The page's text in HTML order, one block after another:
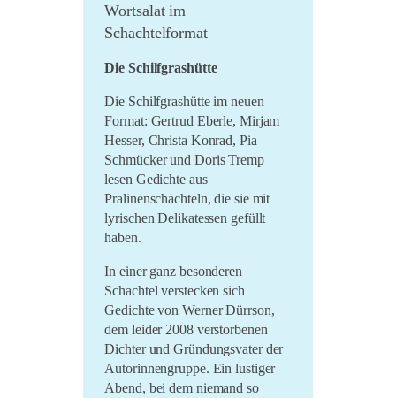
Wortsalat im
Schachtelformat
Die Schilfgrashütte
Die Schilfgrashütte im neuen
Format: Gertrud Eberle, Mirjam
Hesser, Christa Konrad, Pia
Schmücker und Doris Tremp
lesen Gedichte aus
Pralinenschachteln, die sie mit
lyrischen Delikatessen gefüllt
haben.
In einer ganz besonderen
Schachtel verstecken sich
Gedichte von Werner Dürrson,
dem leider 2008 verstorbenen
Dichter und Gründungsvater der
Autorinnengruppe. Ein lustiger
Abend, bei dem niemand so